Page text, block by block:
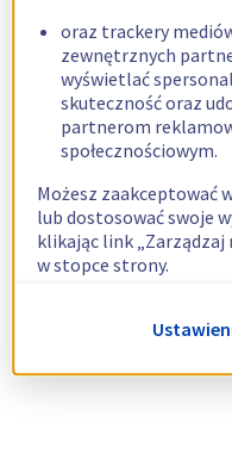
oraz trackery
zewnętrznych
wyświetlać
skuteczność oraz
partnerom
społecznościowym.
Możesz zaakceptować
lub dostosować swoje
klikając link
w stopce strony.
Więcej informacji
dotyczącej